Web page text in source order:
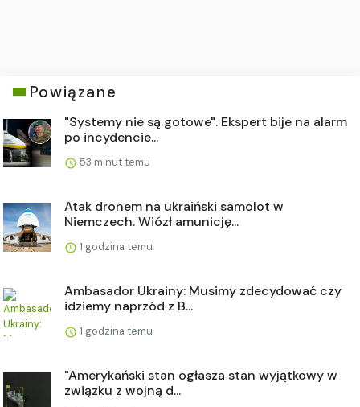
Powiązane
"Systemy nie są gotowe". Ekspert bije na alarm
po incydencie...
53 minut temu
Atak dronem na ukraiński samolot w
Niemczech. Wiózł amunicję...
1 godzina temu
Ambasador Ukrainy: Musimy zdecydować czy
idziemy naprzód z B...
1 godzina temu
"Amerykański stan ogłasza stan wyjątkowy w
związku z wojną d...